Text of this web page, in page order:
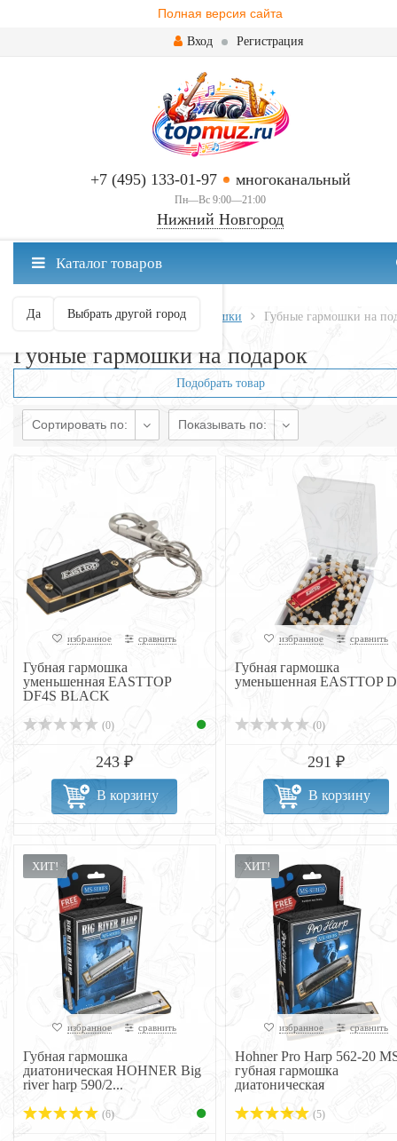
Полная версия сайта
Вход Регистрация
+7 (495) 133-01-97 многоканальный
Пн—Вс 9:00—21:00
Нижний Новгород
Нижний Новгород ваш город?
Да Выбрать другой город
Каталог товаров
Главная Духовые Губные гармошки Губные гармошки на
Губные гармошки на подарок
Подобрать товар
Сортировать по: Показывать по:
избранное сравнить
Губная гармошка
уменьшенная EASTTOP
DF4S BLACK
(0)
243 ₽
В корзину
избранное сравнить
Губная гармошка
уменьшенная EASTTOP
(0)
291 ₽
В корзину
ХИТ!
избранное сравнить
Губная гармошка
диатоническая HOHNER Big
river harp 590/2...
(6)
ХИТ!
избранное сравнить
Hohner Pro Harp 562-20
губная гармошка
диатоническая
(5)